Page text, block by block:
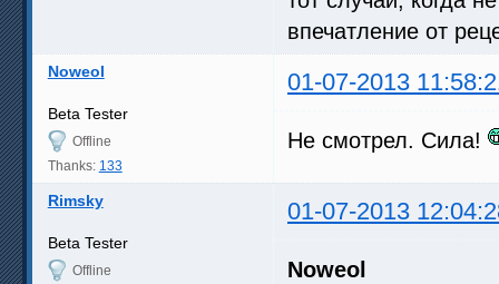
впечатление от
Noweol 01-07-2013
Beta Tester
Offline
Thanks: 133
Не смотрел. Сила!
Rimsky 01-07-2013
Beta Tester
Offline
Noweol